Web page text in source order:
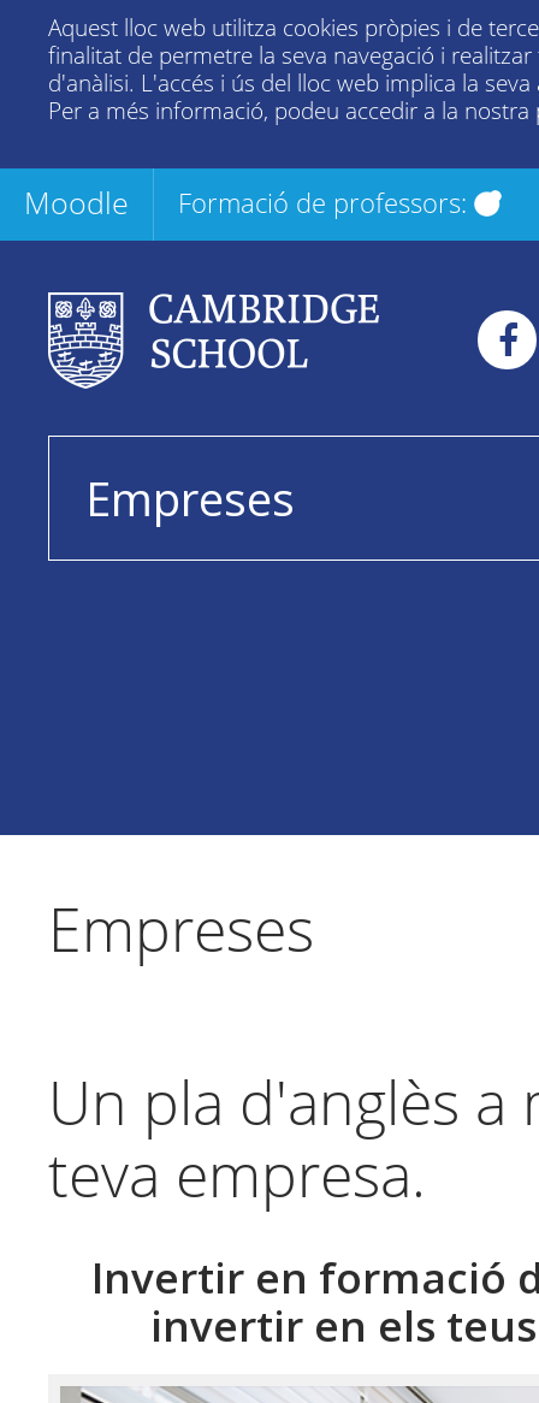
Aquest lloc web utilitza cookies pròpies i de
finalitat de permetre la seva navegació i realitzar
d'anàlisi. L'accés i ús del lloc web implica la seva
Per a més informació, podeu accedir a la nostra
Moodle Formació de professors:
Empreses
Empreses
Un pla d'anglès a
teva empresa.
Invertir en formació
invertir en els